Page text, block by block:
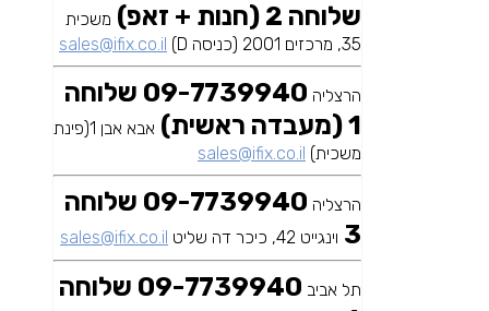
שלוחה 2 (חנות + זאפ)
משכית
35, מרכזים 2001 (כניסה D)
sales@ifix.co.il
הרצליה
09-7739940 שלוחה
1 (מעבדה ראשית)
אבא אבן 1(פינת
משכית) sales@ifix.co.il
הרצליה
09-7739940 שלוחה
3 וינגייט 42, כיכר דה שליט sales@ifix.co.il
תל אביב
09-7739940 שלוחה